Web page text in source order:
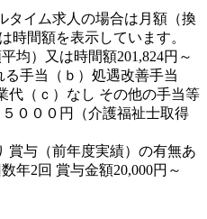
タイム求人の場合は月額（換
時間額を表示しています。
均）又は時間額201,824円～
る手当（ｂ）処遇改善手当
代（ｃ）なし その他の手当等
０００円（介護福祉士取得
与（前年度実績）の有無あ
年2回 賞与金額20,000円～